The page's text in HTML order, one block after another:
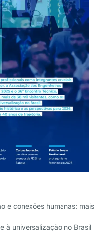
e conexões humanas: mais
à universalização no Brasil